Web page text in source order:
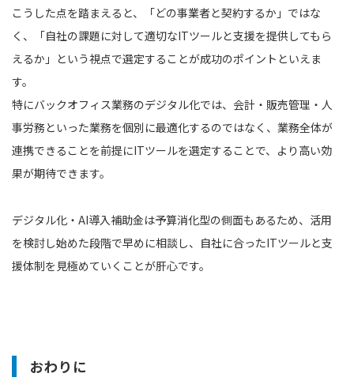
こうした点を踏まえると、「どの事業者と契約するか」ではな
く、「自社の課題に対して適切なITツールと支援を提供してもら
えるか」という視点で選定することが成功のポイントといえま
す。
特にバックオフィス業務のデジタル化では、会計・販売管理・人
事労務といった業務を個別に最適化するのではなく、業務全体が
連携できることを前提にITツールを選定することで、より高い効
果が期待できます。
デジタル化・AI導入補助金は予算消化型の側面もあるため、活用
を検討し始めた段階で早めに相談し、自社に合ったITツールと支
援体制を見極めていくことが肝心です。
おわりに